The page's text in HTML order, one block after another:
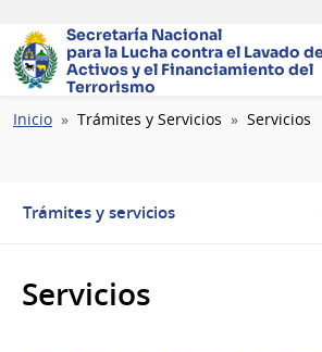
Secretaría Nacional
para la Lucha contra el Lavado
Activos y el Financiamiento del
Terrorismo
Ruta
Inicio Trámites y Servicios Servicios
Trámites y servicios
Servicios